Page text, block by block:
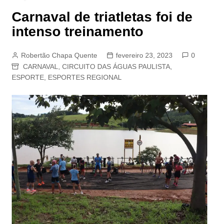
Carnaval de triatletas foi de
intenso treinamento
Robertão Chapa Quente fevereiro 23, 2023
0
CARNAVAL
CIRCUITO DAS ÁGUAS PAULISTA,
ESPORTE, ESPORTES REGIONAL